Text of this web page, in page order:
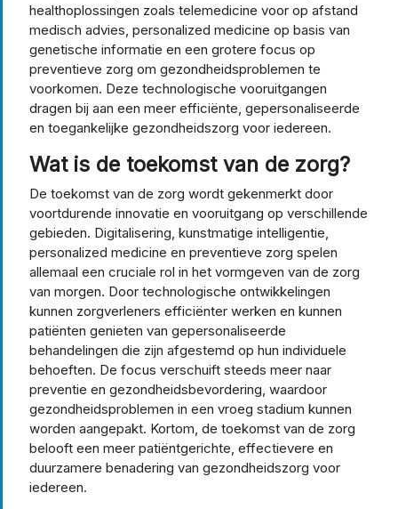
healthoplossingen zoals telemedicine voor op afstand
medisch advies, personalized medicine op basis van
genetische informatie en een grotere focus op
preventieve zorg om gezondheidsproblemen te
voorkomen. Deze technologische vooruitgangen
dragen bij aan een meer efficiënte, gepersonaliseerde
en toegankelijke gezondheidszorg voor iedereen.
Wat is de toekomst van de zorg?
De toekomst van de zorg wordt gekenmerkt door
voortdurende innovatie en vooruitgang op verschillende
gebieden. Digitalisering, kunstmatige intelligentie,
personalized medicine en preventieve zorg spelen
allemaal een cruciale rol in het vormgeven van de zorg
van morgen. Door technologische ontwikkelingen
kunnen zorgverleners efficiënter werken en kunnen
patiënten genieten van gepersonaliseerde
behandelingen die zijn afgestemd op hun individuele
behoeften. De focus verschuift steeds meer naar
preventie en gezondheidsbevordering, waardoor
gezondheidsproblemen in een vroeg stadium kunnen
worden aangepakt. Kortom, de toekomst van de zorg
belooft een meer patiëntgerichte, effectievere en
duurzamere benadering van gezondheidszorg voor
iedereen.